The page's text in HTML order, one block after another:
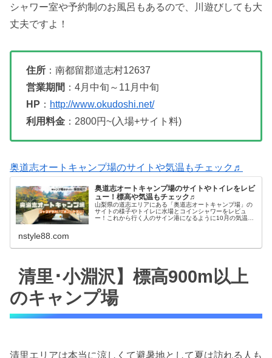
シャワー室や予約制のお風呂もあるので、川遊びしても大
丈夫ですよ！
住所 ：南都留郡道志村12637
営業期間 ：4月中旬～11月中旬
HP ： http://www.okudoshi.net/
利用料金 ：2800円~(入場+サイト料)
奥道志オートキャンプ場のサイトや気温もチェック♬
奥道志オートキャンプ場のサイトやトイレをレビ
ュー！標高や気温もチェック♬
山梨県の道志エリアにある「奥道志オートキャンプ場」の
サイトの様子やトイレに水場とコインシャワーをレビュ
ー！これから行く人のサイン港になるように10月の気温や
nstyle88.com
清里･小淵沢】標高900m以上
のキャンプ場
清里エリアは本当に涼しくて避暑地として夏は訪れる人も